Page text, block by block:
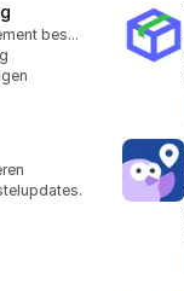
Gratis abonnement beschikbaar